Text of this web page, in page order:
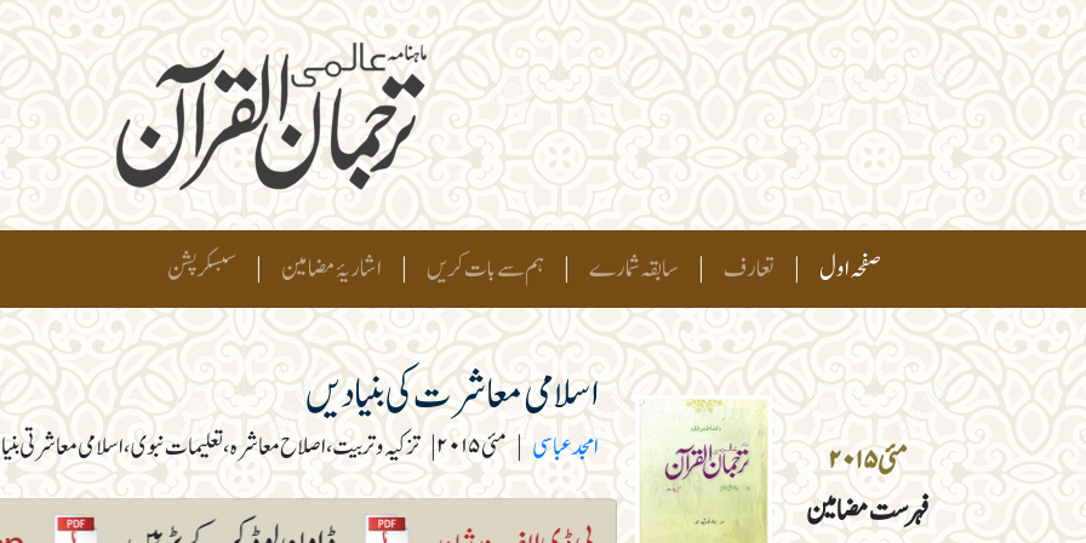
صفحہ اول | تعارف | سابقہ شمارے | ہم سے بات کریں | اشاریۂ مضامین | سبسکرپشن
مئی ۲۰۱۵
فہرست مضامین
اسلامی معاشرت کی بنیادیں
امجد عباسی | مئی ۲۰۱۵ | تزکیہ و تربیت، اصلاح معاشرہ، تعلیمات نبوی، اسلامی معاشرتی